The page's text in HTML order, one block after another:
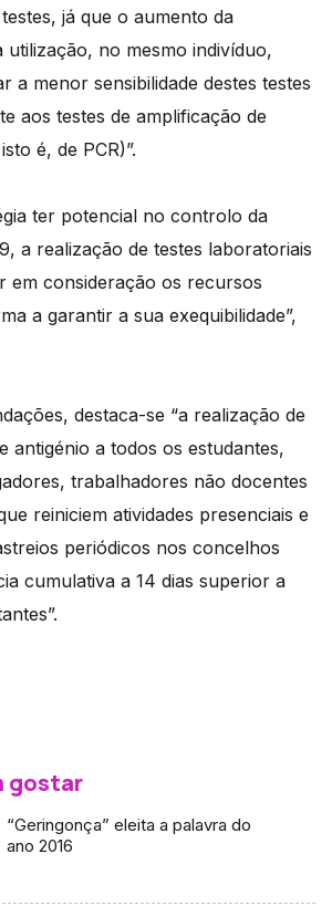
já que o aumento da
utilização, no mesmo indivíduo,
a menor sensibilidade destes testes
aos testes de amplificação de
é, de PCR)”.
ter potencial no controlo da
a realização de testes laboratoriais
em consideração os recursos
a garantir a sua exequibilidade”,
destaca-se “a realização de
antigénio a todos os estudantes,
trabalhadores não docentes
reiniciem atividades presenciais e
periódicos nos concelhos
cumulativa a 14 dias superior a
gostar
“Geringonça” eleita a palavra do
ano 2016